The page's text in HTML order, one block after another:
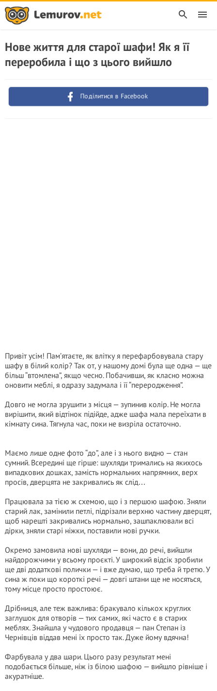
Нове життя для старої шафи! Як я її
переробила і що з цього вийшло
Поділитися в Facebook
Привіт усім! Пам’ятаєте, як влітку я перефарбовувала стару
шафу в білий колір? Так от, у нашому домі була ще одна — ще
більш “втомлена”, якщо чесно. Побачивши, як класно можна
оновити меблі, я одразу задумала і її “переродження”.
Довго не могла зрушити з місця — зупинив колір. Не могла
вирішити, який відтінок підійде, адже шафа мала переїхати в
кімнату сина. Тягнула час, поки не визріла остаточно.
Маємо лише одне фото “до”, але і з нього видно — стан
сумний. Всередині ще гірше: шухляди тримались на якихось
випадкових дошках, замість нормальних напрямних, верх
просів, дверцята не закривались як слід…
Працювала за тією ж схемою, що і з першою шафою. Зняли
старий лак, замінили петлі, підрізали верхню частину дверцят,
щоб нарешті закривались нормально, зашпаклювали всі
дірки, зняли старі ніжки, поставили нові ручки.
Окремо замовила нові шухляди — вони, до речі, вийшли
найдорожчими у всьому проєкті. У широкий відсік зробили
ще дві додаткові полички — і вже думаю, що треба й третю. У
сина ж поки що короткі речі — довгі штани ще не носяться,
тому місце просто простоює.
Дрібниця, але теж важлива: бракувало кількох круглих
заглушок для отворів — тих самих, які часто є в старих
меблях. Знайшла у чудового продавця — пан Степан із
Чернівців віддав мені їх просто так. Дуже йому вдячна!
Фарбувала у два шари. Цього разу результат мені
подобається більше, ніж із білою шафою — вийшло рівніше і
акуратніше.